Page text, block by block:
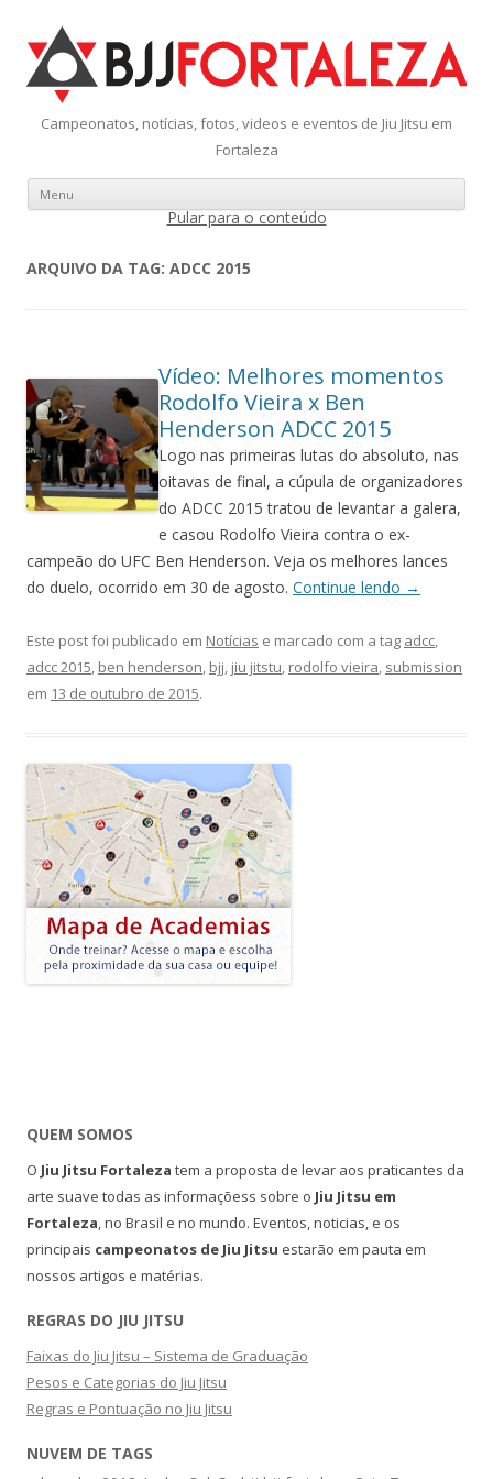
Campeonatos, notícias, fotos, videos e eventos de Jiu Jitsu em
Fortaleza
Menu
Pular para o conteúdo
ARQUIVO DA TAG: ADCC 2015
Vídeo: Melhores momentos
Rodolfo Vieira x Ben
Henderson ADCC 2015
Logo nas primeiras lutas do absoluto, nas
oitavas de final, a cúpula de organizadores
do ADCC 2015 tratou de levantar a galera,
e casou Rodolfo Vieira contra o ex-
campeão do UFC Ben Henderson. Veja os melhores lances
do duelo, ocorrido em 30 de agosto. Continue lendo →
Este post foi publicado em Notícias e marcado com a tag adcc,
adcc 2015, ben henderson, bjj, jiu jitstu, rodolfo vieira, submission
em 13 de outubro de 2015.
QUEM SOMOS
O Jiu Jitsu Fortaleza tem a proposta de levar aos praticantes da
arte suave todas as informaçõess sobre o Jiu Jitsu em
Fortaleza, no Brasil e no mundo. Eventos, noticias, e os
principais campeonatos de Jiu Jitsu estarão em pauta em
nossos artigos e matérias.
REGRAS DO JIU JITSU
Faixas do Jiu Jitsu – Sistema de Graduação
Pesos e Categorias do Jiu Jitsu
Regras e Pontuação no Jiu Jitsu
NUVEM DE TAGS